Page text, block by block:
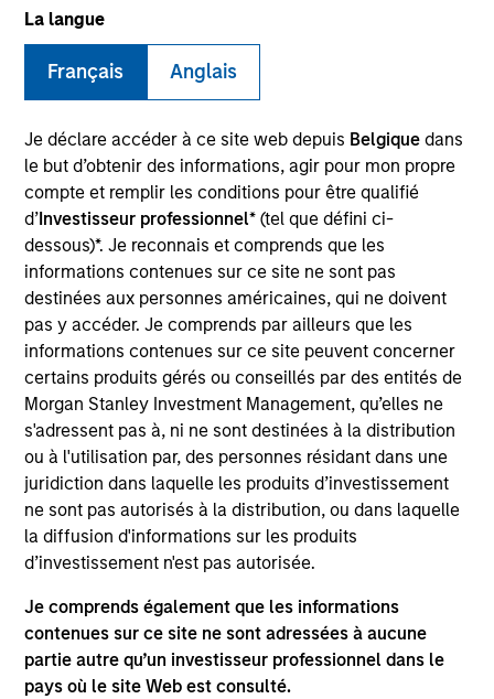
La langue
Français Anglais
Je déclare accéder à ce site web depuis Belgique dans
le but d’obtenir des informations, agir pour mon propre
compte et remplir les conditions pour être qualifié
d’Investisseur professionnel* (tel que défini ci-
dessous)*. Je reconnais et comprends que les
informations contenues sur ce site ne sont pas
destinées aux personnes américaines, qui ne doivent
pas y accéder. Je comprends par ailleurs que les
informations contenues sur ce site peuvent concerner
certains produits gérés ou conseillés par des entités de
Morgan Stanley Investment Management, qu’elles ne
s'adressent pas à, ni ne sont destinées à la distribution
ou à l'utilisation par, des personnes résidant dans une
juridiction dans laquelle les produits d’investissement
ne sont pas autorisés à la distribution, ou dans laquelle
la diffusion d'informations sur les produits
d’investissement n'est pas autorisée.
Je comprends également que les informations
contenues sur ce site ne sont adressées à aucune
partie autre qu’un investisseur professionnel dans le
pays où le site Web est consulté.
Invested on
Jun 2013
Transaction Type
Minority
China Feihe is one of the leading and fastest growing
domestic infant milk formula producers in China.
Investment Team
Morgan Stanley Private Equity Asia
As of July 25, 2025. The above is provided for informational
and educational purposes only. There is no guarantee that
the investment mentioned resulted in positive performance
(for realized holdings), or will perform well in the future (for
current holdings). The trademarks and service marks above
are the property of their respective owners. The information
on this website has not been authorized, sponsored, or
otherwise approved by such owners. By clicking on any
links shown here, you agree that you are navigating to a
third party site. We are providing these hyperlinks to you
only as a convenience and the inclusion of any hyperlink is
not and does not imply any endorsement, approval,
investigation, verification or monitoring by us of any
information contained in any hyperlinked site. In no event